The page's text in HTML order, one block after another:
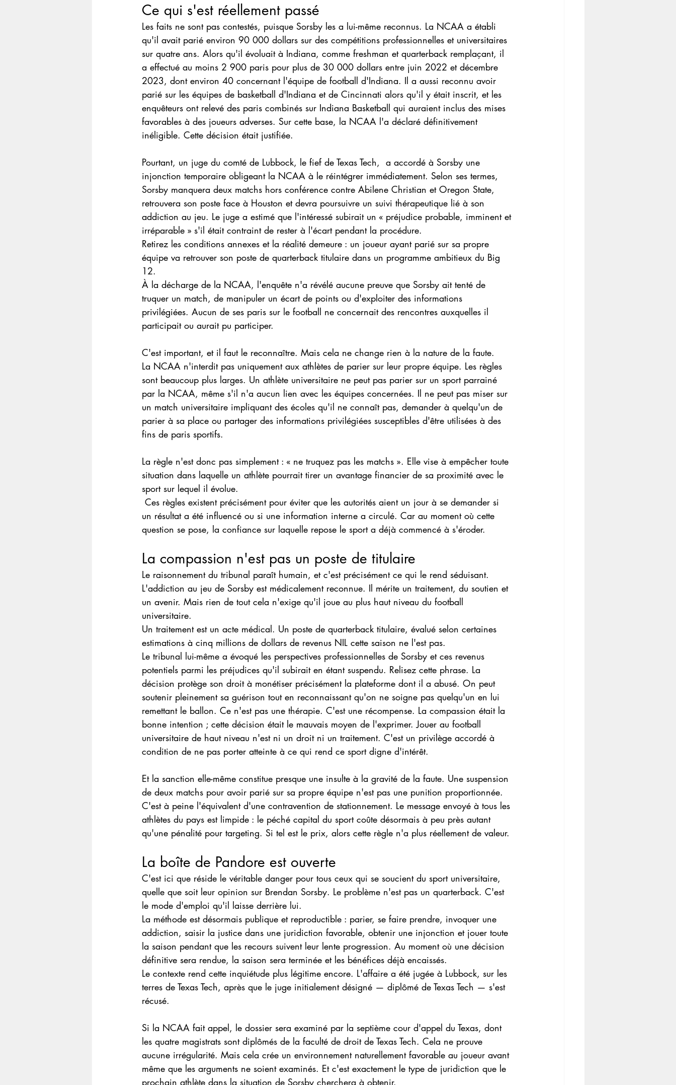
Ce qui s'est réellement passé
Les faits ne sont pas contestés, puisque Sorsby les a lui-même reconnus. La NCAA a établi
qu'il avait parié environ 90 000 dollars sur des compétitions professionnelles et universitaires
sur quatre ans. Alors qu'il évoluait à Indiana, comme freshman et quarterback remplaçant, il
a effectué au moins 2 900 paris pour plus de 30 000 dollars entre juin 2022 et décembre
2023, dont environ 40 concernant l'équipe de football d'Indiana. Il a aussi reconnu avoir
parié sur les équipes de basketball d'Indiana et de Cincinnati alors qu'il y était inscrit, et les
enquêteurs ont relevé des paris combinés sur Indiana Basketball qui auraient inclus des mises
favorables à des joueurs adverses. Sur cette base, la NCAA l'a déclaré définitivement
inéligible. Cette décision était justifiée.
Pourtant, un juge du comté de Lubbock, le fief de Texas Tech,  a accordé à Sorsby une
injonction temporaire obligeant la NCAA à le réintégrer immédiatement. Selon ses termes,
Sorsby manquera deux matchs hors conférence contre Abilene Christian et Oregon State,
retrouvera son poste face à Houston et devra poursuivre un suivi thérapeutique lié à son
addiction au jeu. Le juge a estimé que l'intéressé subirait un « préjudice probable, imminent et
irréparable » s'il était contraint de rester à l'écart pendant la procédure.
Retirez les conditions annexes et la réalité demeure : un joueur ayant parié sur sa propre
équipe va retrouver son poste de quarterback titulaire dans un programme ambitieux du Big
12.
À la décharge de la NCAA, l'enquête n'a révélé aucune preuve que Sorsby ait tenté de
truquer un match, de manipuler un écart de points ou d'exploiter des informations
privilégiées. Aucun de ses paris sur le football ne concernait des rencontres auxquelles il
participait ou aurait pu participer.
C'est important, et il faut le reconnaître. Mais cela ne change rien à la nature de la faute.
La NCAA n'interdit pas uniquement aux athlètes de parier sur leur propre équipe. Les règles
sont beaucoup plus larges. Un athlète universitaire ne peut pas parier sur un sport parrainé
par la NCAA, même s'il n'a aucun lien avec les équipes concernées. Il ne peut pas miser sur
un match universitaire impliquant des écoles qu'il ne connaît pas, demander à quelqu'un de
parier à sa place ou partager des informations privilégiées susceptibles d'être utilisées à des
fins de paris sportifs.
La règle n'est donc pas simplement : « ne truquez pas les matchs ». Elle vise à empêcher toute
situation dans laquelle un athlète pourrait tirer un avantage financier de sa proximité avec le
sport sur lequel il évolue.
un résultat a été influencé ou si une information interne a circulé. Car au moment où cette
question se pose, la confiance sur laquelle repose le sport a déjà commencé à s'éroder.
La compassion n'est pas un poste de titulaire
Le raisonnement du tribunal paraît humain, et c'est précisément ce qui le rend séduisant.
L'addiction au jeu de Sorsby est médicalement reconnue. Il mérite un traitement, du soutien et
un avenir. Mais rien de tout cela n'exige qu'il joue au plus haut niveau du football
universitaire.
Un traitement est un acte médical. Un poste de quarterback titulaire, évalué selon certaines
estimations à cinq millions de dollars de revenus NIL cette saison ne l'est pas.
Le tribunal lui-même a évoqué les perspectives professionnelles de Sorsby et ces revenus
potentiels parmi les préjudices qu'il subirait en étant suspendu. Relisez cette phrase. La
décision protège son droit à monétiser précisément la plateforme dont il a abusé. On peut
soutenir pleinement sa guérison tout en reconnaissant qu'on ne soigne pas quelqu'un en lui
remettant le ballon. Ce n'est pas une thérapie. C'est une récompense. La compassion était la
bonne intention ; cette décision était le mauvais moyen de l'exprimer. Jouer au football
universitaire de haut niveau n'est ni un droit ni un traitement. C'est un privilège accordé à
condition de ne pas porter atteinte à ce qui rend ce sport digne d'intérêt.
Et la sanction elle-même constitue presque une insulte à la gravité de la faute. Une suspension
de deux matchs pour avoir parié sur sa propre équipe n'est pas une punition proportionnée.
C'est à peine l'équivalent d'une contravention de stationnement. Le message envoyé à tous les
athlètes du pays est limpide : le péché capital du sport coûte désormais à peu près autant
qu'une pénalité pour targeting. Si tel est le prix, alors cette règle n'a plus réellement de valeur.
La boîte de Pandore est ouverte
C'est ici que réside le véritable danger pour tous ceux qui se soucient du sport universitaire,
quelle que soit leur opinion sur Brendan Sorsby. Le problème n'est pas un quarterback. C'est
le mode d'emploi qu'il laisse derrière lui.
La méthode est désormais publique et reproductible : parier, se faire prendre, invoquer une
addiction, saisir la justice dans une juridiction favorable, obtenir une injonction et jouer toute
la saison pendant que les recours suivent leur lente progression. Au moment où une décision
définitive sera rendue, la saison sera terminée et les bénéfices déjà encaissés.
Le contexte rend cette inquiétude plus légitime encore. L'affaire a été jugée à Lubbock, sur les
terres de Texas Tech, après que le juge initialement désigné — diplômé de Texas Tech — s'est
récusé.
Si la NCAA fait appel, le dossier sera examiné par la septième cour d'appel du Texas, dont
les quatre magistrats sont diplômés de la faculté de droit de Texas Tech. Cela ne prouve
aucune irrégularité. Mais cela crée un environnement naturellement favorable au joueur avant
même que les arguments ne soient examinés. Et c'est exactement le type de juridiction que le
prochain athlète dans la situation de Sorsby cherchera à obtenir.